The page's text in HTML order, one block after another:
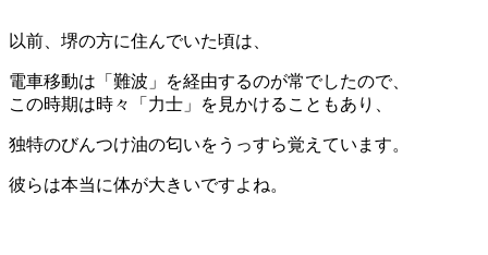
以前、堺の方に住んでいた頃は、
電車移動は「難波」を経由するのが常でしたので、
この時期は時々「力士」を見かけることもあり、
独特のびんつけ油の匂いをうっすら覚えています。
彼らは本当に体が大きいですよね。